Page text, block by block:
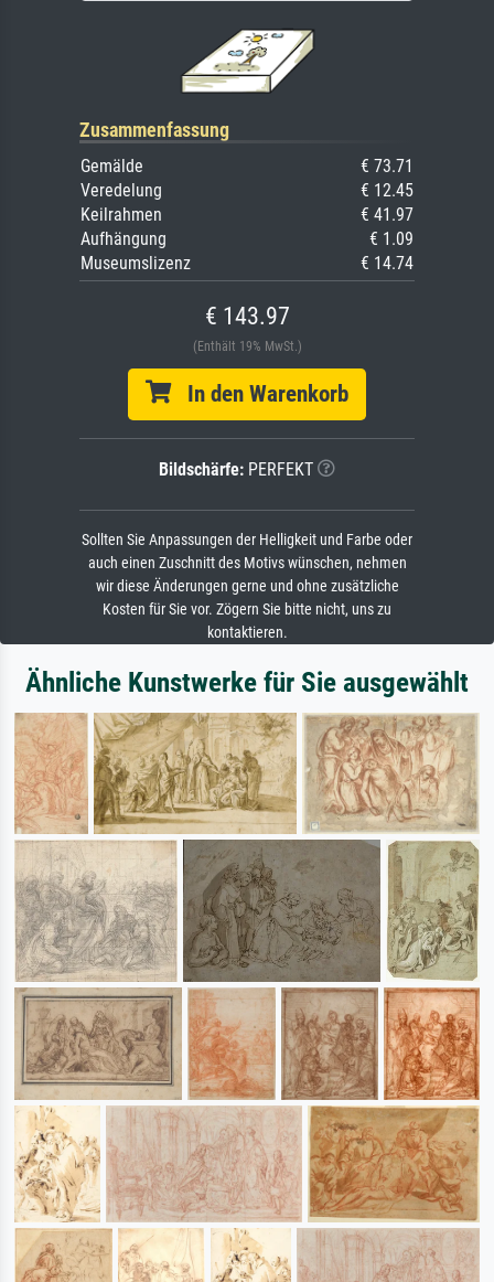
Zusammenfassung
Gemälde
€ 73.71
Veredelung
€ 12.45
Keilrahmen
€ 41.97
Aufhängung
€ 1.09
Museumslizenz
€ 14.74
€ 143.97
(Enthält 19% MwSt.)
In den Warenkorb
Bildschärfe: PERFEKT
Sollten Sie Anpassungen der Helligkeit und Farbe oder
auch einen Zuschnitt des Motivs wünschen, nehmen
wir diese Änderungen gerne und ohne zusätzliche
Kosten für Sie vor. Zögern Sie bitte nicht, uns zu
kontaktieren.
Ähnliche Kunstwerke für Sie ausgewählt